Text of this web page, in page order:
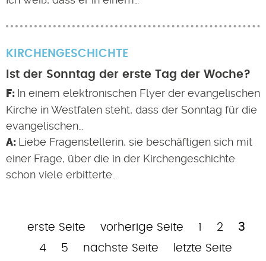
KIRCHENGESCHICHTE
Ist der Sonntag der erste Tag der Woche?
In einem elektronischen Flyer der evangelischen
Kirche in Westfalen steht, dass der Sonntag für die
evangelischen…
Liebe Fragenstellerin, sie beschäftigen sich mit
einer Frage, über die in der Kirchengeschichte
schon viele erbitterte…
Seitennummerierung
Erste
Seite
erste Seite
Vorherige
Seite
vorherige Seite Page
1 Page
2 3
4
Page
5 Nächste
nächste Seite Letzte
letzte Seite